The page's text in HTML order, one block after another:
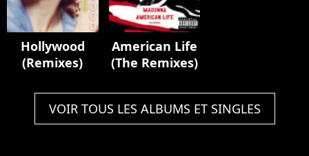
Hollywood
(Remixes)
American Life
(The Remixes)
VOIR TOUS LES ALBUMS ET SINGLES